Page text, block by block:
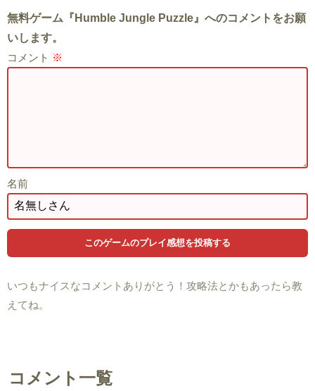
無料ゲーム『Humble Jungle Puzzle』へのコメントをお願
いします。
コメント ※
名前
いつもナイスなコメントありがとう！攻略法とかもあったら教
えてね。
コメント一覧